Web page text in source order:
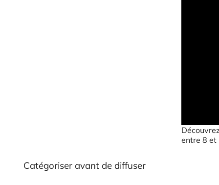
entre 8 et
Catégoriser avant de diffuser